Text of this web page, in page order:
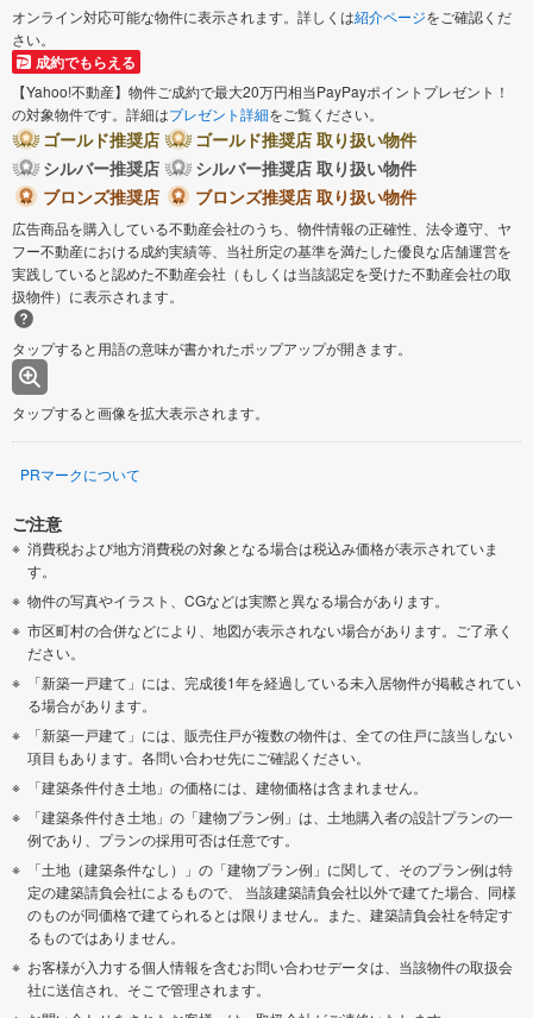
オンライン対応可能な物件に表示されます。詳しくは紹介ページをご確認くだ
さい。
成約でもらえる
【Yahoo!不動産】物件ご成約で最大20万円相当PayPayポイントプレゼント！
の対象物件です。詳細はプレゼント詳細をご覧ください。
ゴールド推奨店
ゴールド推奨店 取り扱い物件
シルバー推奨店
シルバー推奨店 取り扱い物件
ブロンズ推奨店
ブロンズ推奨店 取り扱い物件
広告商品を購入している不動産会社のうち、物件情報の正確性、法令遵守、ヤ
フー不動産における成約実績等、当社所定の基準を満たした優良な店舗運営を
実践していると認めた不動産会社（もしくは当該認定を受けた不動産会社の取
扱物件）に表示されます。
タップすると用語の意味が書かれたポップアップが開きます。
タップすると画像を拡大表示されます。
PRマークについて
ご注意
消費税および地方消費税の対象となる場合は税込み価格が表示されていま
す。
物件の写真やイラスト、CGなどは実際と異なる場合があります。
市区町村の合併などにより、地図が表示されない場合があります。ご了承く
ださい。
「新築一戸建て」には、完成後1年を経過している未入居物件が掲載されてい
る場合があります。
「新築一戸建て」には、販売住戸が複数の物件は、全ての住戸に該当しない
項目もあります。各問い合わせ先にご確認ください。
「建築条件付き土地」の価格には、建物価格は含まれません。
「建築条件付き土地」の「建物プラン例」は、土地購入者の設計プランの一
例であり、プランの採用可否は任意です。
「土地（建築条件なし）」の「建物プラン例」に関して、そのプラン例は特
定の建築請負会社によるもので、 当該建築請負会社以外で建てた場合、同様
のものが同価格で建てられるとは限りません。また、建築請負会社を特定す
るものではありません。
お客様が入力する個人情報を含むお問い合わせデータは、当該物件の取扱会
社に送信され、そこで管理されます。